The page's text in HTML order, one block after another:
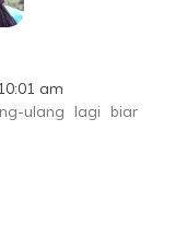
am
ulang lagi biar